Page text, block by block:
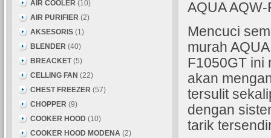
AQUA
Mencuci
murah
F1050GT ini
akan
tersulit
dengan
tarik
AIR COOLER (10)
AIR PURIFIER (2)
AKSESORIS (1)
BLENDER (40)
BREACKET (5)
CELLING FAN (22)
CHEST FREEZER (57)
CHOPPER (9)
COOKER HOOD (10)
COOKER HOOD MODENA (2)